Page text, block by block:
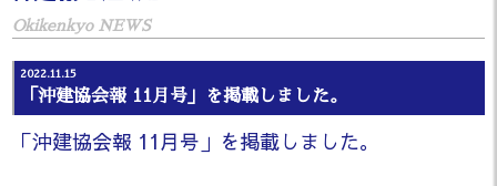
Okikenkyo NEWS
2022.11.15
「沖建協会報 11月号」を掲載しました。
「沖建協会報 11月号」を掲載しました。